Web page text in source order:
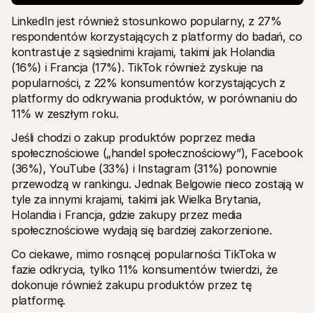
LinkedIn jest również stosunkowo popularny, z 27%
respondentów korzystających z platformy do badań, co
kontrastuje z sąsiednimi krajami, takimi jak Holandia
(16%) i Francja (17%). TikTok również zyskuje na
popularności, z 22% konsumentów korzystających z
platformy do odkrywania produktów, w porównaniu do
11% w zeszłym roku.
Jeśli chodzi o zakup produktów poprzez media
społecznościowe („handel społecznościowy”), Facebook
(36%), YouTube (33%) i Instagram (31%) ponownie
przewodzą w rankingu. Jednak Belgowie nieco zostają w
tyle za innymi krajami, takimi jak Wielka Brytania,
Holandia i Francja, gdzie zakupy przez media
społecznościowe wydają się bardziej zakorzenione.
Co ciekawe, mimo rosnącej popularności TikToka w
fazie odkrycia, tylko 11% konsumentów twierdzi, że
dokonuje również zakupu produktów przez tę
platformę.